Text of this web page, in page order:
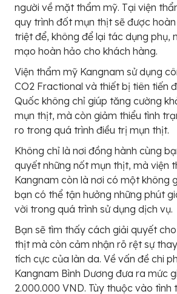
người về mặt thẩm mỹ. Tại viện
quy trình đốt mụn thịt sẽ được
triệt để, không để lại tác dụng phụ,
mạo hoàn hảo cho khách hàng.
Viện thẩm mỹ Kangnam sử dụng
CO2 Fractional và thiết bị tiên tiến
Quốc không chỉ giúp tăng cường
mụn thịt, mà còn giảm thiểu tình
ro trong quá trình điều trị mụn thịt.
Không chỉ là nơi đồng hành cùng
quyết những nốt mụn thịt, mà viện
Kangnam còn là nơi có một không
bạn có thể tận hưởng những phút
vời trong quá trình sử dụng dịch vụ.
Bạn sẽ tìm thấy cách giải quyết
thịt mà còn cảm nhận rõ rệt sự
tích cực của làn da. Về vấn đề chi
Kangnam Bình Dương đưa ra mức
2.000.000 VND. Tùy thuộc vào